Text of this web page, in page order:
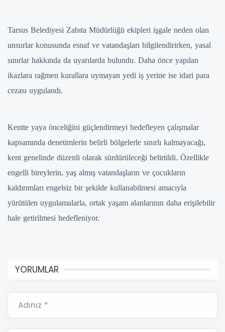
Tarsus Belediyesi Zabıta Müdürlüğü ekipleri işgale neden olan
unsurlar konusunda esnaf ve vatandaşları bilgilendirirken, yasal
sınırlar hakkında da uyarılarda bulundu. Daha önce yapılan
ikazlara rağmen kurallara uymayan yedi iş yerine ise idari para
cezası uygulandı.
Kentte yaya önceliğini güçlendirmeyi hedefleyen çalışmalar
kapsamında denetimlerin belirli bölgelerle sınırlı kalmayacağı,
kent genelinde düzenli olarak sürdürüleceği belirtildi. Özellikle
engelli bireylerin, yaş almış vatandaşların ve çocukların
kaldırımları engelsiz bir şekilde kullanabilmesi amacıyla
yürütülen uygulamalarla, ortak yaşam alanlarının daha erişilebilir
hale getirilmesi hedefleniyor.
YORUMLAR
Adınız *